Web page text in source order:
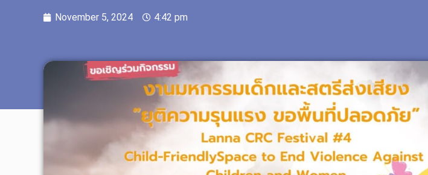
November 5, 2024 4:42 pm